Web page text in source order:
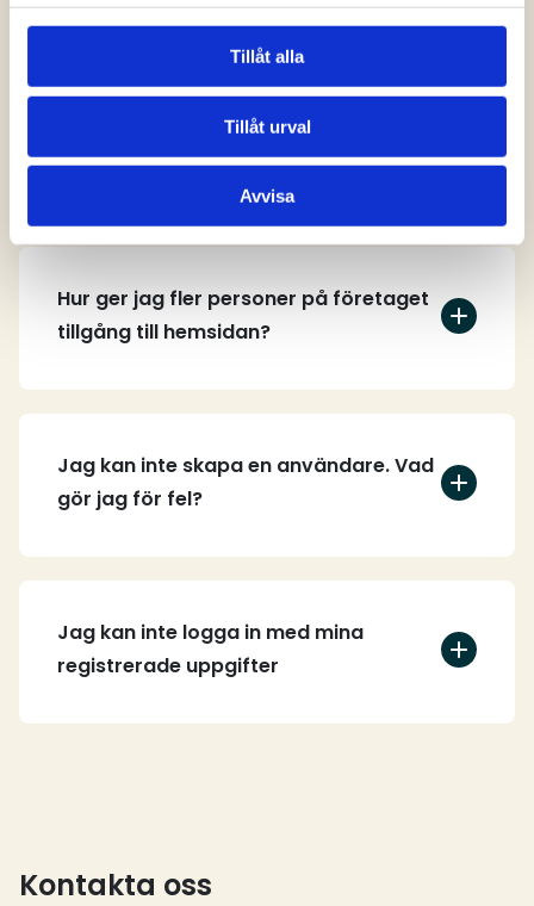
Tillåt alla
Tillåt urval
Avvisa
hemsidan?
Hur skapar jag ett användarkonto?
Hur ger jag fler personer på företaget
tillgång till hemsidan?
Jag kan inte skapa en användare. Vad
gör jag för fel?
Jag kan inte logga in med mina
registrerade uppgifter
Kontakta oss